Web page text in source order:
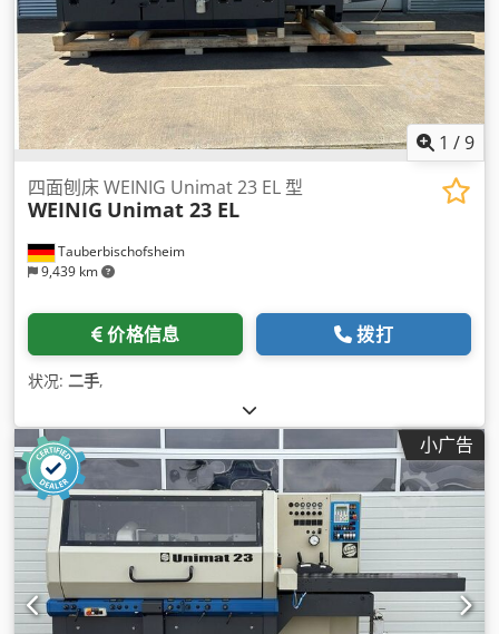
1 /9
Tauberbischofsheim
9,439 km
四面刨床 WEINIG Unimat 23 EL 型
WEINIG Unimat 23 EL
价格信息 拨打
状况: 二手,
小广告